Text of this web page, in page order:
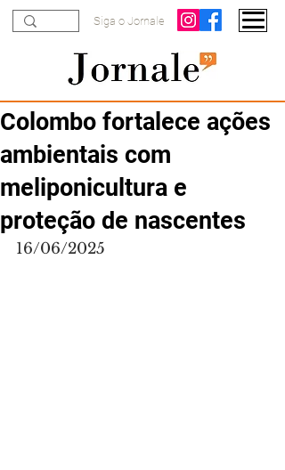
Siga o Jornale
Colombo fortalece ações
ambientais com
meliponicultura e
proteção de nascentes
16/06/2025